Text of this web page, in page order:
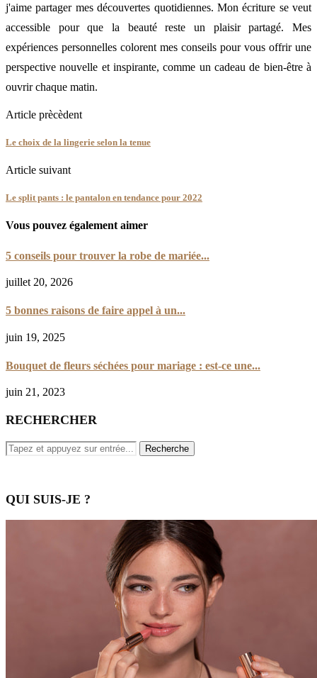
j'aime partager mes découvertes quotidiennes. Mon écriture se veut
accessible pour que la beauté reste un plaisir partagé. Mes
expériences personnelles colorent mes conseils pour vous offrir une
perspective nouvelle et inspirante, comme un cadeau de bien-être à
ouvrir chaque matin.
Article prècèdent
Le choix de la lingerie selon la tenue
Article suivant
Le split pants : le pantalon en tendance pour 2022
Vous pouvez également aimer
5 conseils pour trouver la robe de mariée...
juillet 20, 2026
5 bonnes raisons de faire appel à un...
juin 19, 2025
Bouquet de fleurs séchées pour mariage : est-ce une...
juin 21, 2023
RECHERCHER
QUI SUIS-JE ?